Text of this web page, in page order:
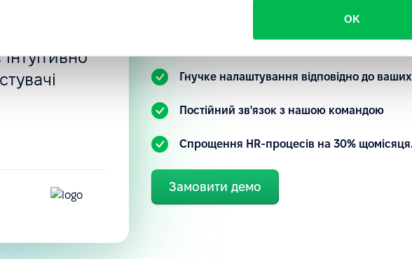
OK
зрозуміти, як ви можете автоматизувати
Гнучке налаштування відповідно до
Постійний зв'язок з нашою командою
Спрощення HR-процесів на 30% щомісяця.
Замовити демо